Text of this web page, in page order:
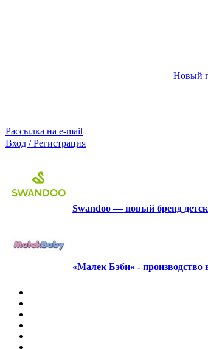
Новый
Рассылка на e-mail
Вход / Регистрация
Swandoo — новый бренд
«Малек Бэби» -